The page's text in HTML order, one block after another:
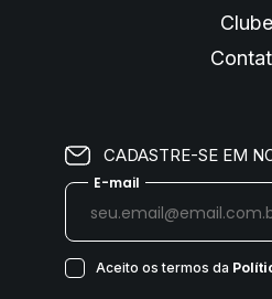
Clube
CADASTRE-SE EM
E-mail
Aceito os termos da